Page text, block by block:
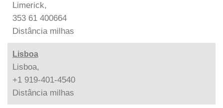
Limerick,
353 61 400664
Distância milhas
Lisboa
Lisboa,
+1 919-401-4540
Distância milhas